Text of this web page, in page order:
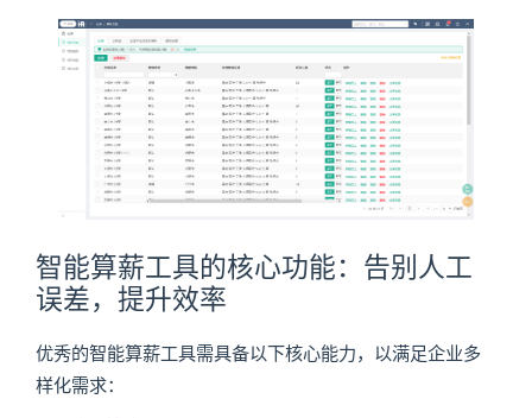
智能算薪工具的核心功能：告别人工
误差，提升效率
优秀的智能算薪工具需具备以下核心能力，以满足企业多
样化需求：